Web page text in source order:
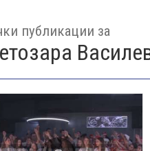
публикации за